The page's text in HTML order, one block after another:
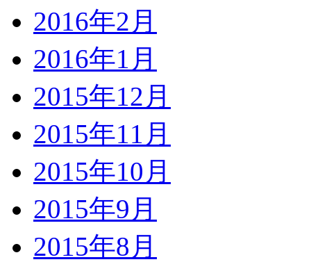
2016年2月
2016年1月
2015年12月
2015年11月
2015年10月
2015年9月
2015年8月